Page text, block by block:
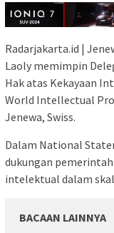
Radarjakarta.id |
Laoly memimpin
Hak atas Kekayaan
World Intellectual
Jenewa, Swiss.
Dalam National
dukungan
intelektual dalam
BACAAN LAINNYA